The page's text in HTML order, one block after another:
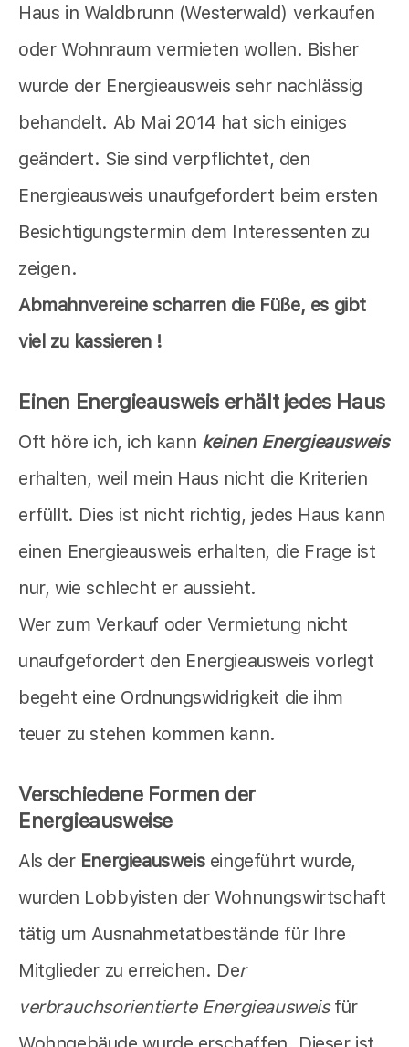
Haus in Waldbrunn (Westerwald) verkaufen
oder Wohnraum vermieten wollen. Bisher
wurde der Energieausweis sehr nachlässig
behandelt. Ab Mai 2014 hat sich einiges
geändert. Sie sind verpflichtet, den
Energieausweis unaufgefordert beim ersten
Besichtigungstermin dem Interessenten zu
zeigen.
Abmahnvereine scharren die Füße, es gibt
viel zu kassieren !
Einen Energieausweis erhält jedes Haus
Oft höre ich, ich kann keinen Energieausweis
erhalten, weil mein Haus nicht die Kriterien
erfüllt. Dies ist nicht richtig, jedes Haus kann
einen Energieausweis erhalten, die Frage ist
nur, wie schlecht er aussieht.
Wer zum Verkauf oder Vermietung nicht
unaufgefordert den Energieausweis vorlegt
begeht eine Ordnungswidrigkeit die ihm
teuer zu stehen kommen kann.
Verschiedene Formen der
Energieausweise
Als der Energieausweiseingeführt wurde,
wurden Lobbyisten der Wohnungswirtschaft
tätig um Ausnahmetatbestände für Ihre
Mitglieder zu erreichen. Der
verbrauchsorientierte Energieausweisfür